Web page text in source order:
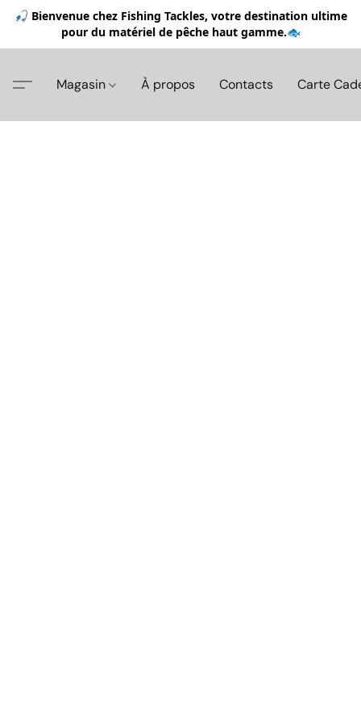
🎣 Bienvenue chez Fishing Tackles, votre destination ultime
pour du matériel de pêche haut gamme.🐟
Magasin À propos Contacts Carte